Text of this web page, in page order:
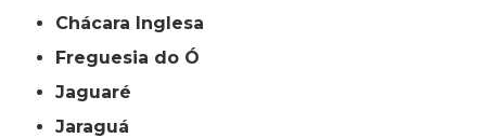
Chácara Inglesa
Freguesia do Ó
Jaguaré
Jaraguá